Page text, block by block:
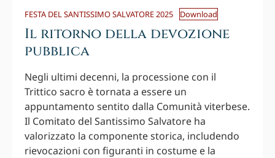
FESTA DEL SANTISSIMO SALVATORE 2025 Download
Il ritorno della devozione
pubblica
Negli ultimi decenni, la processione con il
Trittico sacro è tornata a essere un
appuntamento sentito dalla Comunità viterbese.
Il Comitato del Santissimo Salvatore ha
valorizzato la componente storica, includendo
rievocazioni con figuranti in costume e la